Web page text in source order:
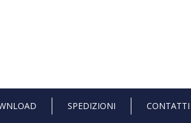
SPEDIZIONI CONTATTI